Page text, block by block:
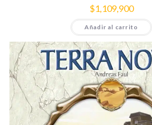
$1,109,900
Añadir al carrito